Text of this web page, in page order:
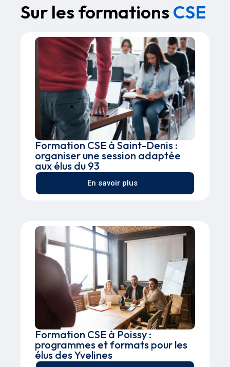
Sur les formations CSE
Formation CSE à Saint-Denis :
organiser une session adaptée
aux élus du 93
En savoir plus
Formation CSE à Poissy :
programmes et formats pour les
élus des Yvelines